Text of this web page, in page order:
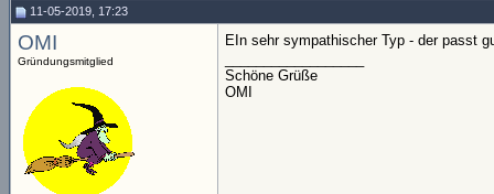
11-05-2019, 17:23
OMI
Gründungsmitglied
EIn sehr sympathischer Typ - der passt
Schöne Grüße
OMI